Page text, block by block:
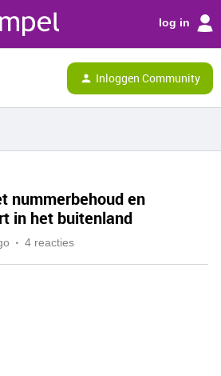
log in
Inloggen Community
nummerbehoud en
in het buitenland
4 reacties